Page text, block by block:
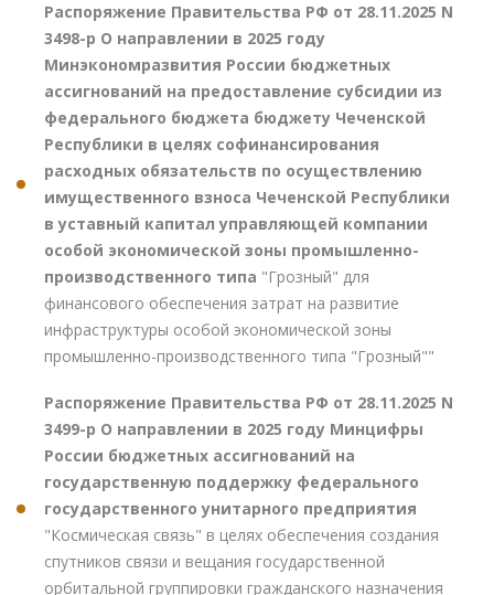
Распоряжение Правительства РФ от 28.11.2025 N
3498-р О направлении в 2025 году
Минэкономразвития России бюджетных
ассигнований на предоставление субсидии из
федерального бюджета бюджету Чеченской
Республики в целях софинансирования
расходных обязательств по осуществлению
имущественного взноса Чеченской Республики
в уставный капитал управляющей компании
особой экономической зоны промышленно-
производственного типа "Грозный" для
финансового обеспечения затрат на развитие
инфраструктуры особой экономической зоны
промышленно-производственного типа "Грозный""
Распоряжение Правительства РФ от 28.11.2025 N
3499-р О направлении в 2025 году Минцифры
России бюджетных ассигнований на
государственную поддержку федерального
государственного унитарного предприятия
"Космическая связь" в целях обеспечения создания
спутников связи и вещания государственной
орбитальной группировки гражданского назначения